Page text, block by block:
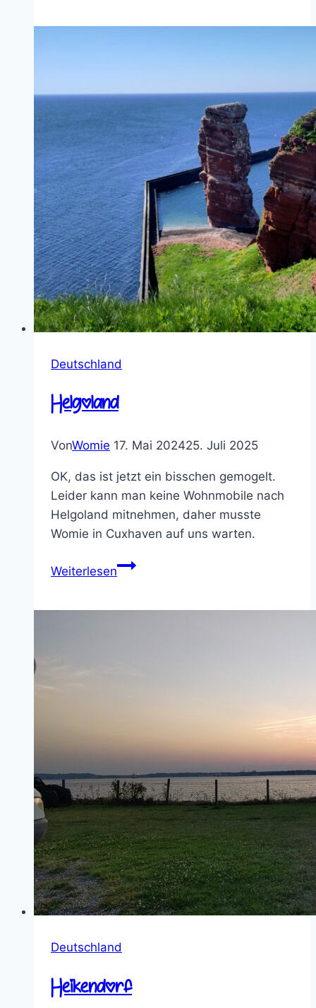
Deutschland
Helgoland
VonWomie 17. Mai 202425. Juli 2025
OK, das ist jetzt ein bisschen gemogelt.
Leider kann man keine Wohnmobile nach
Helgoland mitnehmen, daher musste
Womie in Cuxhaven auf uns warten.
WeiterlesenHelgoland
Deutschland
Heikendorf